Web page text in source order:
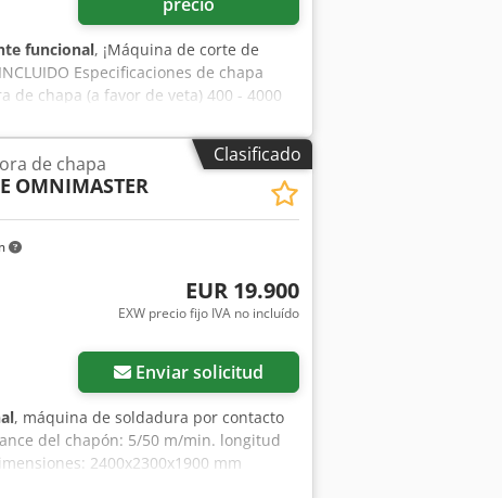
funcional, ¡Máquina de corte de
Especificaciones de chapa
de chapa (a favor de veta) 400 - 4000
paquete de chapa 10 - 40 mm
técnicas de la máquina
Credpfxsy Tngxo Ag Sof Consumo de
mm Anchura 1570 mm Altura 1750
Clasificado
de chapa
OMNIMASTER
EUR 19.900
EXW precio fijo IVA no incluído
Enviar solicitud
, máquina de soldadura por contacto
del chapón: 5/50 m/min. longitud
2400x2300x1900 mm
kW